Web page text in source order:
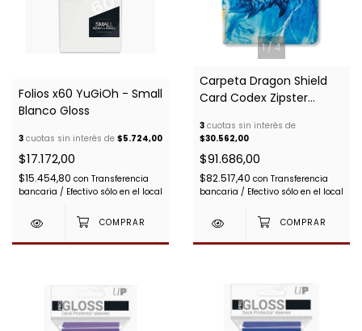
Folios x60 YuGiOh - Small
Blanco Gloss
3 cuotas sin interés de $5.724,00
$17.172,00
$15.454,80 con Transferencia
bancaria / Efectivo sólo en el local
1/4
Carpeta Dragon Shield
Card Codex Zipster
3 cuotas sin interés de
$30.562,00
$91.686,00
$82.517,40 con Transferencia
bancaria / Efectivo sólo en el local